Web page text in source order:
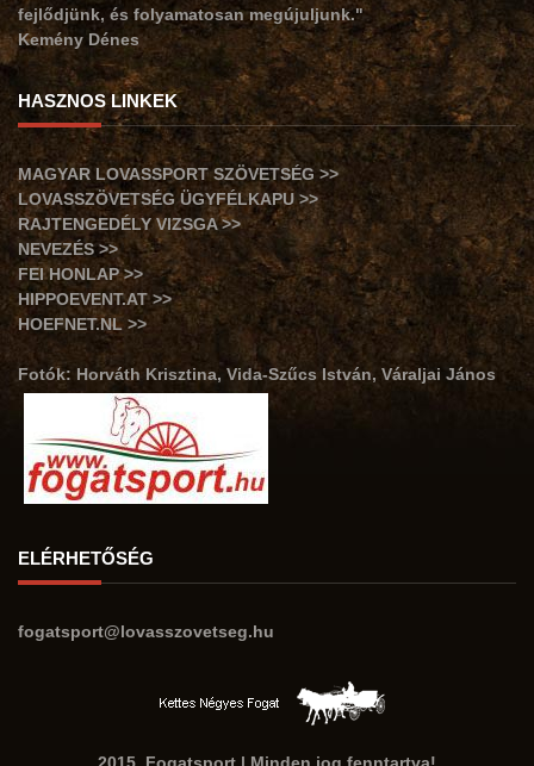
fejlődjünk, és folyamatosan megújuljunk."
Kemény Dénes
HASZNOS LINKEK
MAGYAR LOVASSPORT SZÖVETSÉG >>
LOVASSZÖVETSÉG ÜGYFÉLKAPU >>
RAJTENGEDÉLY VIZSGA >>
NEVEZÉS >>
FEI HONLAP >>
HIPPOEVENT.AT >>
HOEFNET.NL >>
Fotók: Horváth Krisztina, Vida-Szűcs István, Váraljai János
ELÉRHETŐSÉG
fogatsport@lovasszovetseg.hu
2015. Fogatsport | Minden jog fenntartva!